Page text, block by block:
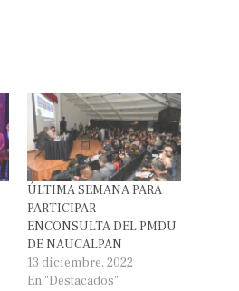
ÚLTIMA SEMANA PARA
PARTICIPAR
ENCONSULTA DEL PMDU
DE NAUCALPAN
13 diciembre, 2022
En "Destacados"